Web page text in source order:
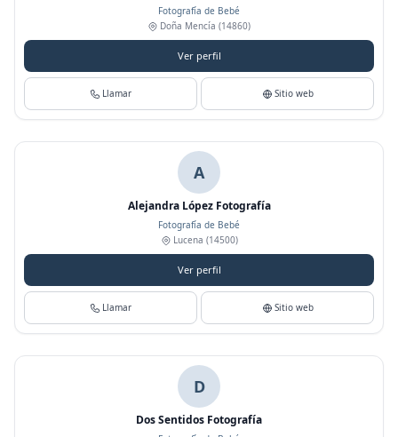
Fotografía de Bebé
Doña Mencía (14860)
Ver perfil
Llamar Sitio web
A
Alejandra López Fotografía
Fotografía de Bebé
Lucena (14500)
Ver perfil
Llamar Sitio web
D
Dos Sentidos Fotografía